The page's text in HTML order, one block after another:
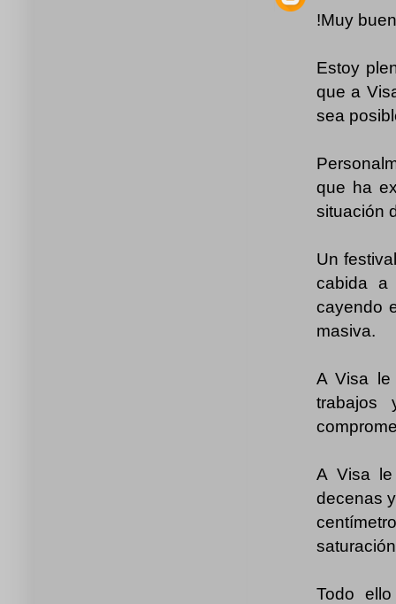
!Muy
Estoy
que a
sea
que ha
situación
Un
cabida a
cayendo
masiva.
A Visa le
trabajos
A Visa le
decenas
Todo